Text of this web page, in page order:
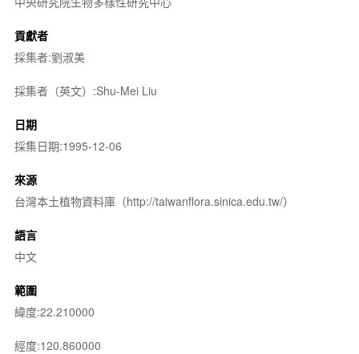
貢獻者
採集者:劉淑美
採集者（英文）:Shu-Mei Liu
日期
採集日期:1995-12-06
來源
台灣本土植物資料庫（http://taiwanflora.sinica.edu.tw/）
語言
中文
範圍
緯度:22.210000
經度:120.860000